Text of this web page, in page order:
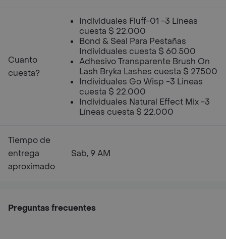
Cuanto
cuesta?
Individuales Fluff-01 -3 Líneas
cuesta $ 22.000
Bond & Seal Para Pestañas
Individuales cuesta $ 60.500
Adhesivo Transparente Brush On
Lash Bryka Lashes cuesta $ 27.500
Individuales Go Wisp -3 Lineas
cuesta $ 22.000
Individuales Natural Effect Mix -3
Líneas cuesta $ 22.000
Tiempo de
entrega
aproximado
Sab, 9 AM
Preguntas frecuentes